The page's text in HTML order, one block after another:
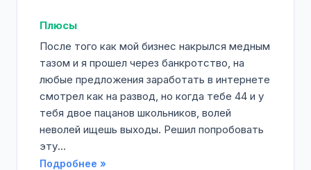
Плюсы
После того как мой бизнес накрылся медным
тазом и я прошел через банкротство, на
любые предложения заработать в интернете
смотрел как на развод, но когда тебе 44 и у
тебя двое пацанов школьников, волей
неволей ищешь выходы. Решил попробовать
эту...
Подробнее »